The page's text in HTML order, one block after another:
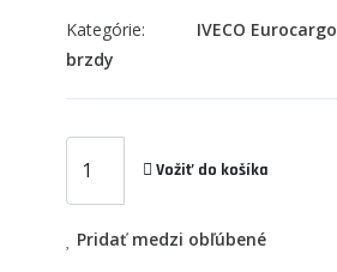
Kategórie: IVECO Eurocargo
brzdy
Vožiť do košíka
Pridať medzi obľúbené